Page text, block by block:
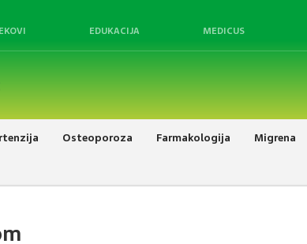
EDUKACIJA MEDICUS
Osteoporoza Farmakologija Migrena